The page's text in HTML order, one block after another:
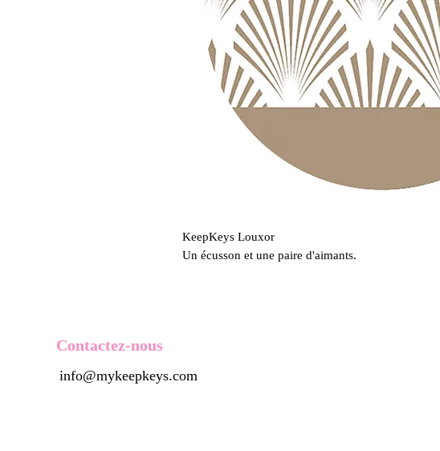
KeepKeys Louxor
Un écusson et une paire d'aimants.
Contactez-nous
info@mykeepkeys.com